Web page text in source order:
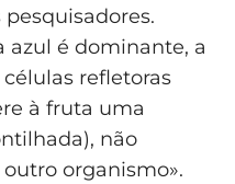
azul é dominante, a
refletoras
à fruta uma
não
organismo».